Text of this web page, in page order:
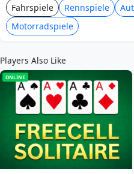
Fahrspiele Rennspiele
Motorradspiele
Players Also Like
ONLINE